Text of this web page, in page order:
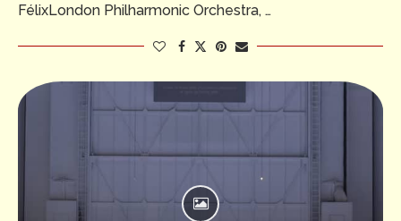
FélixLondon Philharmonic Orchestra, …